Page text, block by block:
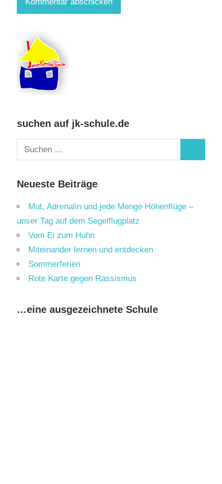
suchen auf jk-schule.de
Suchen
nach:
Neueste Beiträge
Mut, Adrenalin und jede Menge Höhenflüge –
unser Tag auf dem Segelflugplatz
Vom Ei zum Huhn
Miteinander lernen und entdecken
Sommerferien
Rote Karte gegen Rassismus
…eine ausgezeichnete Schule